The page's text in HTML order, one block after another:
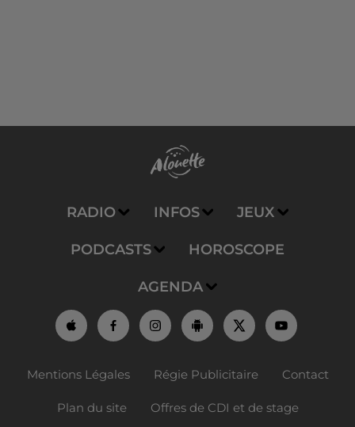
RADIO INFOS JEUX
PODCASTS HOROSCOPE
AGENDA
Mentions Légales Régie Publicitaire Contact
Plan du site Offres de CDI et de stage